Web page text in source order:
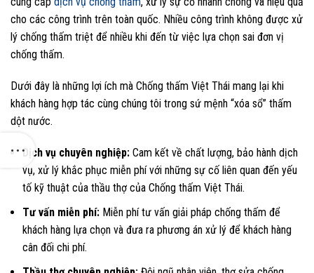
cho các công trình trên toàn quốc. Nhiều công trình không được xử
lý chống thấm triệt để nhiều khi đến từ việc lựa chọn sai đơn vị
chống thấm.
Dưới đây là những lợi ích mà Chống thấm Việt Thái mang lại khi
khách hàng hợp tác cùng chúng tôi trong sứ mệnh “xóa sổ” thấm
dột nước.
Dịch vụ chuyên nghiệp: Cam kết về chất lượng, bảo hành dịch
vụ, xử lý khắc phục miễn phí với những sự cố liên quan đến yếu
tố kỹ thuật của thầu thợ của Chống thấm Việt Thái.
Tư vấn miễn phí: Miễn phí tư vấn giải pháp chống thấm để
khách hàng lựa chọn và đưa ra phương án xử lý để khách hàng
cân đối chi phí.